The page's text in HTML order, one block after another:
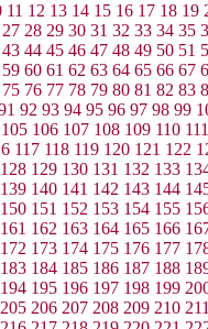
11 12 13 14 15 16 17 18 19
27 28 29 30 31 32 33 34 35
43 44 45 46 47 48 49 50 51
59 60 61 62 63 64 65 66 67
75 76 77 78 79 80 81 82 83
92 93 94 95 96 97 98 99
105 106 107 108 109 110 111
117 118 119 120 121 122
128 129 130 131 132 133
139 140 141 142 143 144
150 151 152 153 154 155
161 162 163 164 165 166
172 173 174 175 176 177
183 184 185 186 187 188
194 195 196 197 198 199
205 206 207 208 209 210